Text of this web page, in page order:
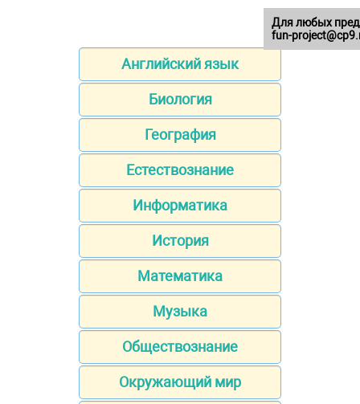
Английский язык
Биология
География
Естествознание
Информатика
История
Математика
Музыка
Обществознание
Окружающий мир
Для любых
fun-